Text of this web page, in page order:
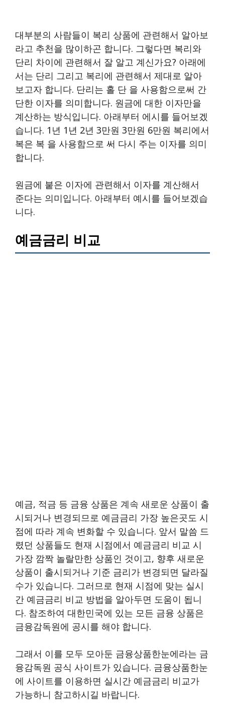
대부분의 사람들이 복리 상품에 관련해서 알아보
라고 추천을 많이하곤 합니다. 그렇다면 복리와
단리 차이에 관련해서 잘 알고 계신가요? 아래에
서는 단리 그리고 복리에 관련해서 제대로 알아
보고자 합니다. 단리는 홀 단 을 사용함으로써 간
단한 이자를 의미합니다. 원금에 대한 이자만을
계산하는 방식입니다. 아래부터 에시를 들어보겠
습니다. 1년 1년 2년 3만원 3만원 6만원 복리에서
복은 복 을 사용함으로 써 다시 주는 이자를 의미
합니다.
원금에 붙은 이자에 관련해서 이자를 계산해서
준다는 의미입니다. 아래부터 예시를 들어보겠습
니다.
예금금리 비교
예금, 적금 등 금융 상품은 계속 새로운 상품이 출
시되거나 변경되므로 예금금리 가장 높은곳도 시
점에 따라 계속 변화할 수 있습니다. 앞서 말씀 드
렸던 상품들도 현재 시점에서 예금금리 비교 시
가장 깜짝 놀랄만한 상품인 것이고, 향후 새로운
상품이 출시되거나 기준 금리가 변경되면 달라질
수가 있습니다. 그러므로 현재 시점에 맞는 실시
간 예금금리 비교 방법을 알아두면 도움이 됩니
다. 참조하여 대한민국에 있는 모든 금융 상품은
금융감독원에 공시를 해야 합니다.
그래서 이를 모두 모아둔 금융상품한눈에라는 금
융감독원 공식 사이트가 있습니다. 금융상품한눈
에 사이트를 이용하면 실시간 예금금리 비교가
가능하니 참고하시길 바랍니다.